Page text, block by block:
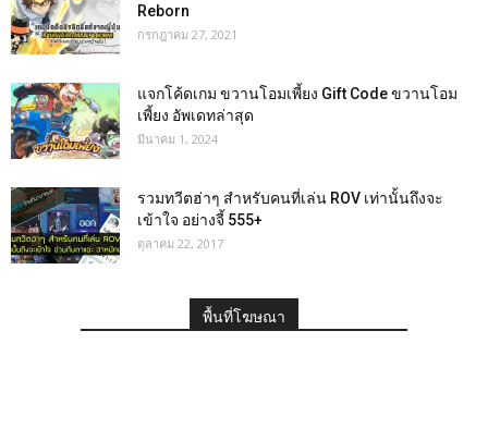
Reborn
กรกฎาคม 27, 2021
แจกโค้ดเกม ขวานโอมเพี้ยง Gift Code ขวานโอม
เพี้ยง อัพเดทล่าสุด
มีนาคม 1, 2024
รวมทวีตฮ่าๆ สำหรับคนที่เล่น ROV เท่านั้นถึงจะ
เข้าใจ อย่างจี้ 555+
ตุลาคม 22, 2017
พื้นที่โฆษณา